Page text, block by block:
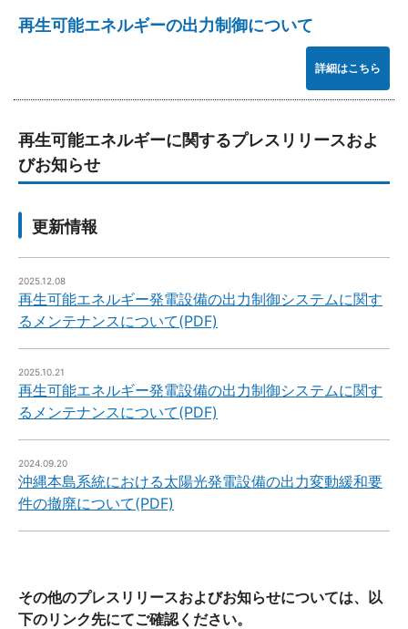
再生可能エネルギーの出力制御について
詳細はこちら
再生可能エネルギーに関するプレスリリースおよ
びお知らせ
更新情報
2025.12.08
再生可能エネルギー発電設備の出力制御システムに関す
るメンテナンスについて(PDF)
2025.10.21
再生可能エネルギー発電設備の出力制御システムに関す
るメンテナンスについて(PDF)
2024.09.20
沖縄本島系統における太陽光発電設備の出力変動緩和要
件の撤廃について(PDF)
対策に関する技術要件の撤廃時期の見通しについて
(PDF)
その他のプレスリリースおよびお知らせについては、以
下のリンク先にてご確認ください。